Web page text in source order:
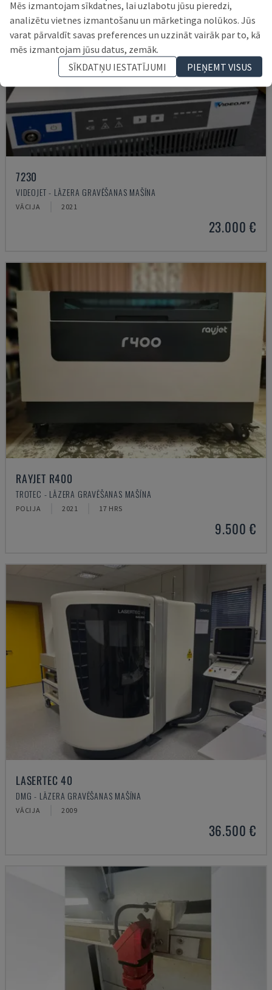
7230
VIDEOJET - LĀZERA GRAVĒŠANAS MAŠĪNA
VĀCIJA 2021
23.000 €
RAYJET R400
TROTEC - LĀZERA GRAVĒŠANAS MAŠĪNA
POLIJA 2021 17 HRS
9.500 €
LASERTEC 40
DMG - LĀZERA GRAVĒŠANAS MAŠĪNA
VĀCIJA 2009
36.500 €
Mēs izmantojam sīkdatnes, lai uzlabotu jūsu pieredzi,
analizētu vietnes izmantošanu un mārketinga nolūkos. Jūs
varat pārvaldīt savas preferences un uzzināt vairāk par to, kā
mēs izmantojam jūsu datus, zemāk.
SĪKDATŅU IESTATĪJUMI
PIEŅEMT VISUS